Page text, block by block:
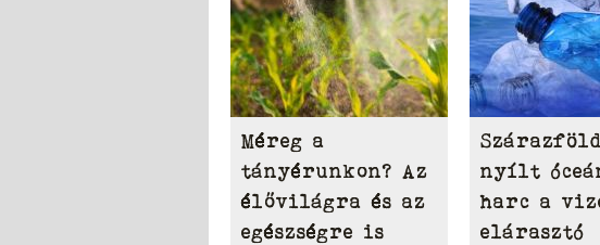
Méreg a
tányérunkon? Az
élővilágra és az
egészségre is
nyílt
harc a
elárasztó